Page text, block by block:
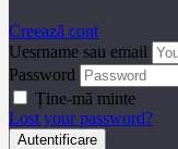
Creează cont
Uesrname sau email
Password
Ține-mă minte
Lost your password?